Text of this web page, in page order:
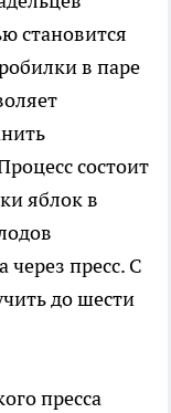
становится
в паре
состоит
яблок в
пресс. С
до шести
пресса